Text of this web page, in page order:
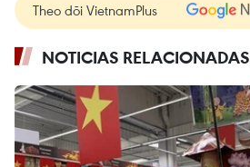
Theo dõi VietnamPlus
NOTICIAS RELACIONADAS